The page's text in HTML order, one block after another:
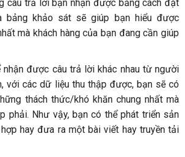
câu trả lời bạn nhận được bằng cách đặt
bảng khảo sát sẽ giúp bạn hiểu được
mà khách hàng của bạn đang cần giúp
được câu trả lời khác nhau từ người
với các dữ liệu thu thập được, bạn sẽ có
thách thức/khó khăn chung nhất mà
phải. Như vậy, bạn có thể phát triển sản
hay đưa ra một bài viết hay truyền tải